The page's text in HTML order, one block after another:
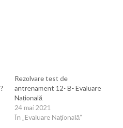
Rezolvare test de
antrenament 12- B- Evaluare
Națională
24 mai 2021
În „Evaluare Națională”